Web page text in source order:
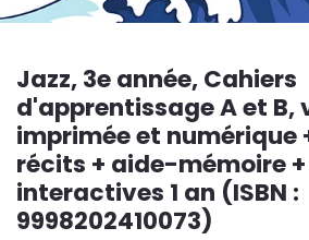
Jazz, 3e année, Cahiers
d'apprentissage A et B,
imprimée et numérique
récits + aide-mémoire
interactives 1 an (ISBN :
9998202410073)